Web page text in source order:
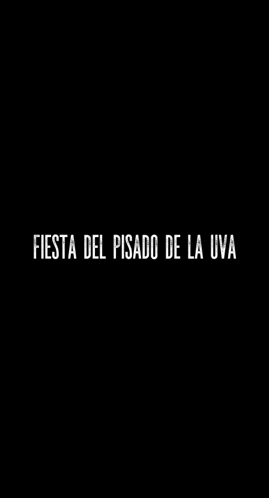
Fiesta del Pisado de la Uva